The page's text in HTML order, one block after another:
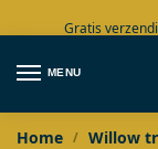
Gratis
MENU
Home / Willow